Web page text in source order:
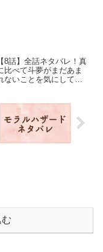
8話】全話ネタバレ！真
比べて斗夢がまだあま
ないことを気にして…